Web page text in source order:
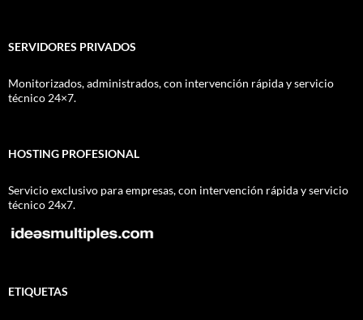
SERVIDORES PRIVADOS
Monitorizados, administrados, con intervención rápida y servicio
técnico 24×7.
HOSTING PROFESIONAL
Servicio exclusivo para empresas, con intervención rápida y servicio
técnico 24x7.
ETIQUETAS